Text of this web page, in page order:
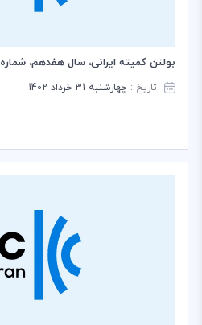
بولتن کمیته ایرانی، سال هفدهم، شماره 2 (شماره پیاپی ۶۳8)
تاریخ : چهارشنبه 31 خرداد 1402